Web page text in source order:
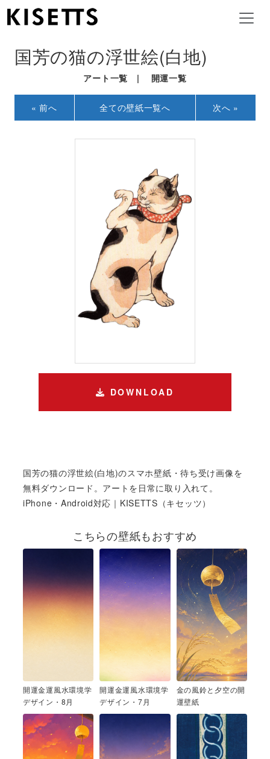
国芳の猫の浮世絵(白地)
アート一覧 | 開運一覧
« 前へ 全ての壁紙一覧へ 次へ »
DOWNLOAD
国芳の猫の浮世絵(白地)のスマホ壁紙・待ち受け画像を
無料ダウンロード。アートを日常に取り入れて。
iPhone・Android対応｜KISETTS（キセッツ）
こちらの壁紙もおすすめ
開運金運風水環境学
デザイン・8月
開運金運風水環境学
デザイン・7月
金の風鈴と夕空の開
運壁紙